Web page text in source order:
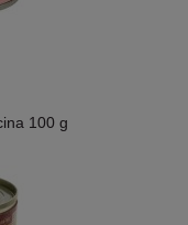
100 g